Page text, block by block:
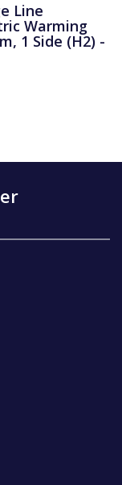
Line
Warming
1 Side (H2) -